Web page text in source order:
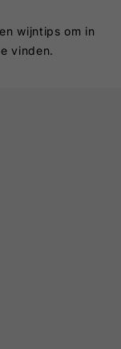
wijntips om in
vinden.